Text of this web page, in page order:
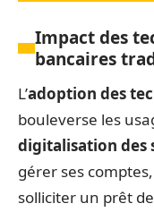
Impact des
bancaires
L’adoption des
bouleverse les
digitalisation des
gérer ses
solliciter un prêt